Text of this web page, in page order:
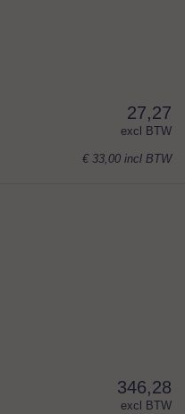
27,27
excl BTW
€ 33,00 incl BTW
346,28
excl BTW